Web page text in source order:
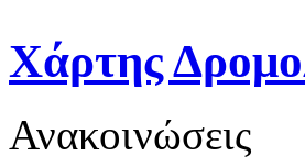
Χάρτης
Ανακοινώσεις